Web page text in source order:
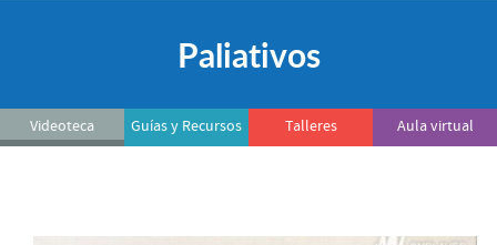
Paliativos
Videoteca Guías y Recursos Talleres Aula virtual